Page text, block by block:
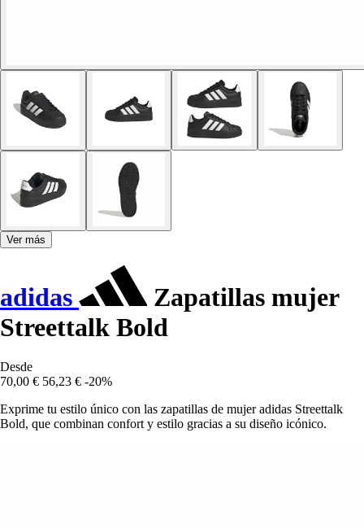
Ver más
adidas
Zapatillas mujer
Streettalk Bold
Desde
70,00 € 56,23 € -20%
Exprime tu estilo único con las zapatillas de mujer adidas Streettalk
Bold, que combinan confort y estilo gracias a su diseño icónico.